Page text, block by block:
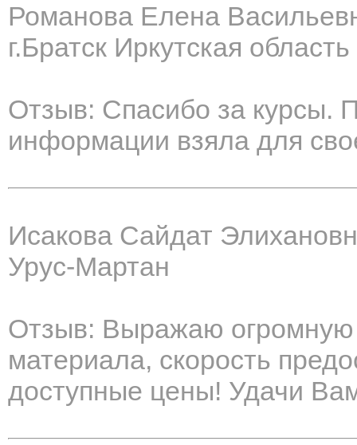
Романова Елена
г.Братск Иркутская область
Отзыв: Спасибо за курсы.
информации взяла для
Исакова Сайдат
Урус-Мартан
Отзыв: Выражаю огромную
материала, скорость
доступные цены! Удачи